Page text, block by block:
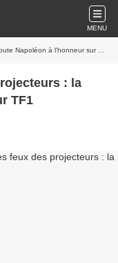
MENU
Napoléon à l'honneur sur TF1
: la
TF1